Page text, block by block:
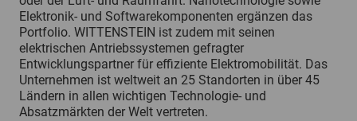
Elektronik- und Softwarekomponenten ergänzen das
Portfolio. WITTENSTEIN ist zudem mit seinen
elektrischen Antriebssystemen gefragter
Entwicklungspartner für effiziente Elektromobilität. Das
Unternehmen ist weltweit an 25 Standorten in über 45
Ländern in allen wichtigen Technologie- und
Absatzmärkten der Welt vertreten.